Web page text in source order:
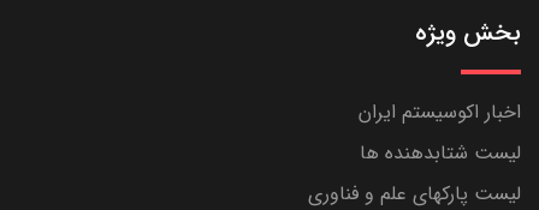
بخش ویژه
اخبار اکوسیستم ایران
لیست شتابدهنده ها
لیست پارکهای علم و فناوری